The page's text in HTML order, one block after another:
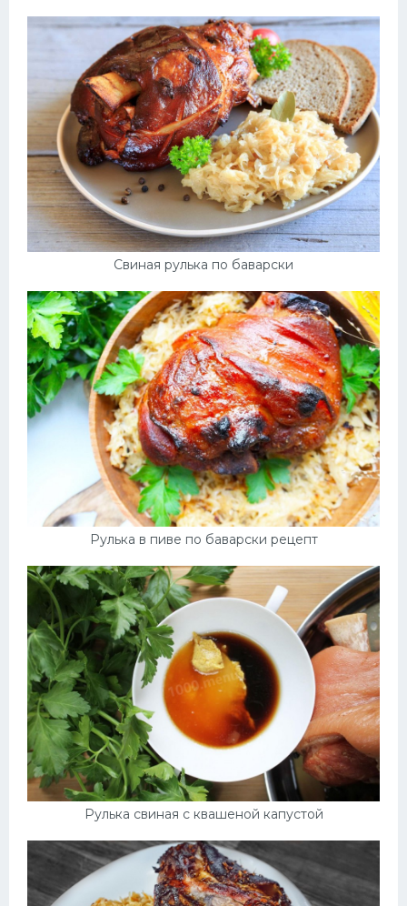
Свиная рулька по баварски
Рулька в пиве по баварски рецепт
Рулька свиная с квашеной капустой